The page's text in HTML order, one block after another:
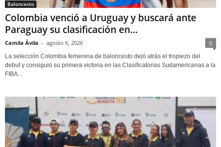
Baloncesto
Colombia venció a Uruguay y buscará ante
Paraguay su clasificación en...
Camila Ávila - agosto 6, 2026 0
La selección Colombia femenina de baloncesto dejó atrás el tropiezo del
debut y consiguió su primera victoria en las Clasificatorias Sudamericanas a la
FIBA...